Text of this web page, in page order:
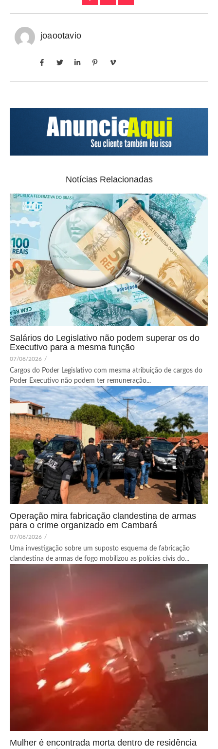
joaootavio
Notícias Relacionadas
Salários do Legislativo não podem superar os do
Executivo para a mesma função
07/08/2026 /
Cargos do Poder Legislativo com mesma atribuição de cargos do
Poder Executivo não podem ter remuneração...
Operação mira fabricação clandestina de armas
para o crime organizado em Cambará
07/08/2026 /
Uma investigação sobre um suposto esquema de fabricação
clandestina de armas de fogo mobilizou as polícias civis do...
Mulher é encontrada morta dentro de residência